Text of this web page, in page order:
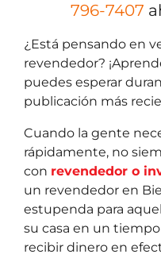
796-7407
¿Está pensando en
revendedor?
puedes esperar
publicación más
Cuando la gente
rápidamente, no
con revendedor o
un revendedor en
estupenda para
su casa en un
recibir dinero en